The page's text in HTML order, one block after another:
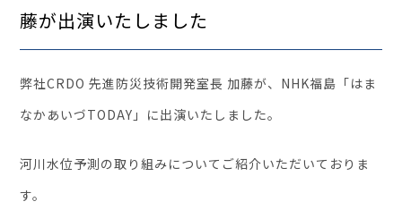
Spectee SCR
スマートリスク管理
セミナー・イベント
藤が出演いたしました
弊社CRDO 先進防災技術開発室長 加藤が、NHK福島「はま
なかあいづTODAY」に出演いたしました。
河川水位予測の取り組みについてご紹介いただいておりま
す。